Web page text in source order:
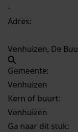
-
Adres:
Venhuizen, De
Gemeente:
Venhuizen
Kern of buurt:
Venhuizen
Ga naar dit stuk: